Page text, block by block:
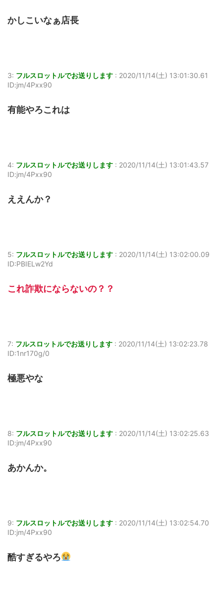
かしこいなぁ店長
3: フルスロットルでお送りします : 2020/11/14(土) 13:01:30.61
ID:jm/4Pxx90
有能やろこれは
4: フルスロットルでお送りします : 2020/11/14(土) 13:01:43.57
ID:jm/4Pxx90
ええんか？
5: フルスロットルでお送りします : 2020/11/14(土) 13:02:00.09
ID:PBIELw2Yd
これ詐欺にならないの？？
7: フルスロットルでお送りします : 2020/11/14(土) 13:02:23.78
ID:1nr170g/0
極悪やな
8: フルスロットルでお送りします : 2020/11/14(土) 13:02:25.63
ID:jm/4Pxx90
あかんか。
9: フルスロットルでお送りします : 2020/11/14(土) 13:02:54.70
ID:jm/4Pxx90
酷すぎるやろ